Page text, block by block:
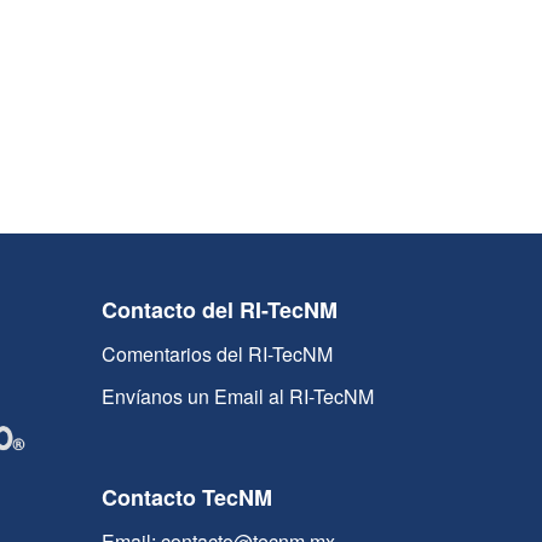
Contacto del RI-TecNM
Comentarios del RI-TecNM
Envíanos un Email al RI-TecNM
Contacto TecNM